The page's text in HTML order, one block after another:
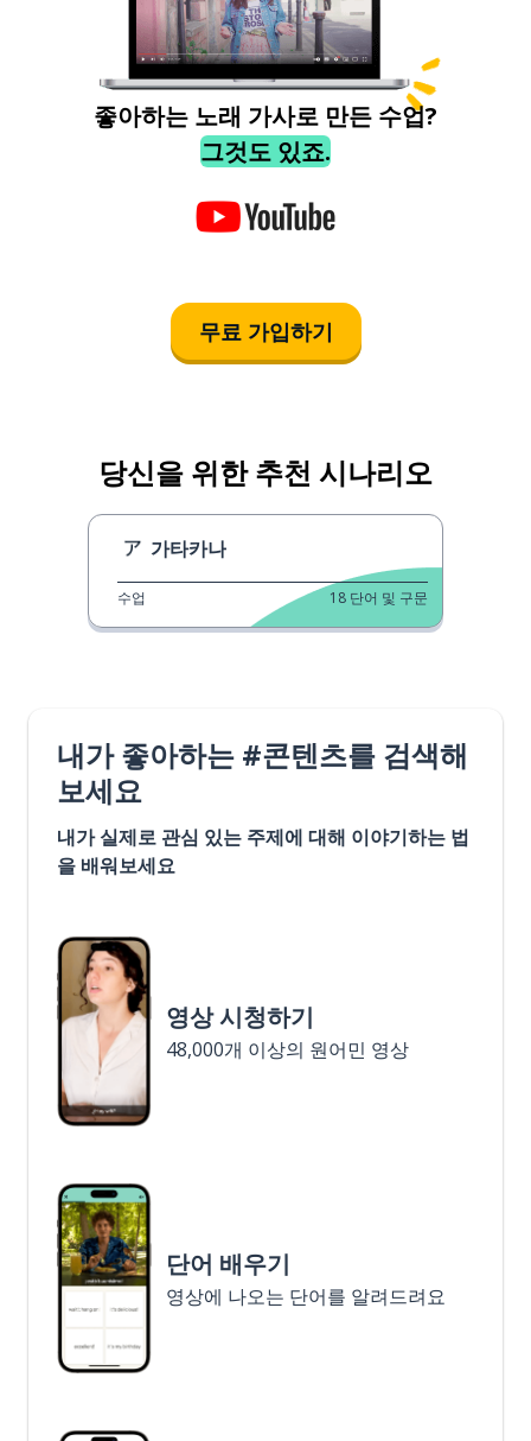
좋아하는 노래 가사로 만든 수업?
그것도 있죠.
무료 가입하기
당신을 위한 추천 시나리오
가타카나
수업 18 단어 및 구문
내가 좋아하는 #콘텐츠를 검색해
보세요
내가 실제로 관심 있는 주제에 대해 이야기하는 법
을 배워보세요
영상 시청하기
48,000개 이상의 원어민 영상
단어 배우기
영상에 나오는 단어를 알려드려요